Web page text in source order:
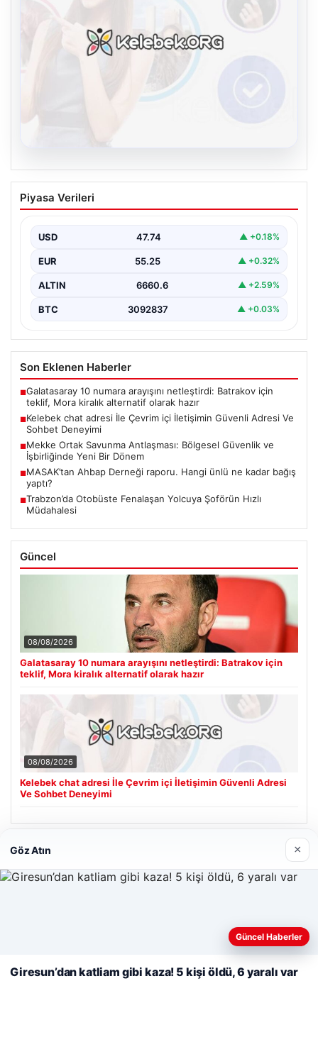
Kelebek chat adresi İle Çevrim içi
İletişimin Güvenli Adresi Ve Sohbet
Sanal çağında bireylerin kaliteli bir tarzda irtibat kurması
Piyasa Verileri
USD 47.74 ▲ +0.18%
EUR 55.25 ▲ +0.32%
ALTIN 6660.6 ▲ +2.59%
BTC 3092837 ▲ +0.03%
Son Eklenen Haberler
■Galatasaray 10 numara arayışını netleştirdi: Batrakov için
teklif, Mora kiralık alternatif olarak hazır
■Kelebek chat adresi İle Çevrim içi İletişimin Güvenli Adresi Ve
Sohbet Deneyimi
■Mekke Ortak Savunma Antlaşması: Bölgesel Güvenlik ve
İşbirliğinde Yeni Bir Dönem
■MASAK’tan Ahbap Derneği raporu. Hangi ünlü ne kadar bağış
yaptı?
■Trabzon’da Otobüste Fenalaşan Yolcuya Şoförün Hızlı
Müdahalesi
Güncel
08/08/2026
Galatasaray 10 numara arayışını netleştirdi: Batrakov için
teklif, Mora kiralık alternatif olarak hazır
08/08/2026
Kelebek chat adresi İle Çevrim içi İletişimin Güvenli Adresi
Ve Sohbet Deneyimi
Son Eklenen Firmalar
Cengiz Sigorta
deneyiminizi kişiselleştirmek ve geliştirmek amacıyla çerezler
Reddet Kabul Et
Göz Atın ×
Güncel Haberler
Giresun’dan katliam gibi kaza! 5 kişi öldü, 6 yaralı var